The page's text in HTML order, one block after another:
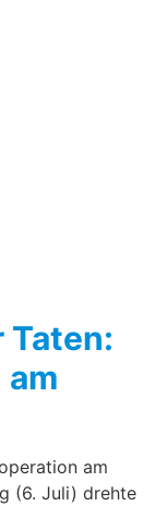
Taten:
am
(6. Juli) drehte